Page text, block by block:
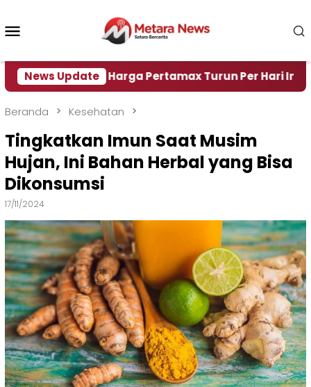
konten
News Update
Harga Pertamax Turun Per Hari Ini, Segini
Beranda Kesehatan
Tingkatkan Imun Saat Musim
Hujan, Ini Bahan Herbal yang Bisa
Dikonsumsi
17/11/2024